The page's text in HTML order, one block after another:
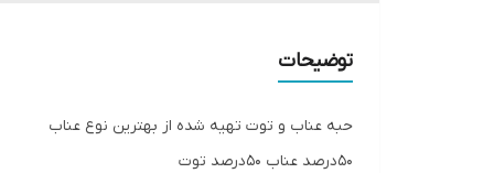
توضیحات
حبه عناب و توت تهیه شده از بهترین نوع عناب
50درصد عناب 50درصد توت